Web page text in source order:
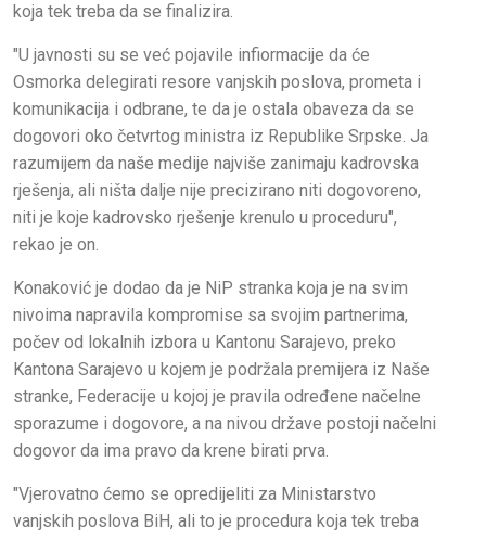
koja tek treba da se finalizira.
"U javnosti su se već pojavile infiormacije da će
Osmorka delegirati resore vanjskih poslova, prometa i
komunikacija i odbrane, te da je ostala obaveza da se
dogovori oko četvrtog ministra iz Republike Srpske. Ja
razumijem da naše medije najviše zanimaju kadrovska
rješenja, ali ništa dalje nije precizirano niti dogovoreno,
niti je koje kadrovsko rješenje krenulo u proceduru",
rekao je on.
Konaković je dodao da je NiP stranka koja je na svim
nivoima napravila kompromise sa svojim partnerima,
počev od lokalnih izbora u Kantonu Sarajevo, preko
Kantona Sarajevo u kojem je podržala premijera iz Naše
stranke, Federacije u kojoj je pravila određene načelne
sporazume i dogovore, a na nivou države postoji načelni
dogovor da ima pravo da krene birati prva.
"Vjerovatno ćemo se opredijeliti za Ministarstvo
vanjskih poslova BiH, ali to je procedura koja tek treba